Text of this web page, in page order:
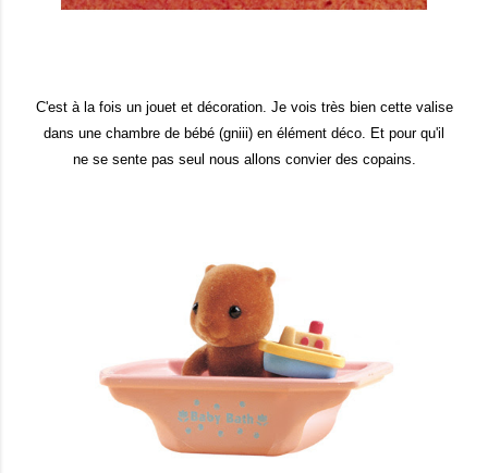
C'est à la fois un jouet et décoration. Je vois très bien cette valise
dans une chambre de bébé (gniii) en élément déco. Et pour qu'il
ne se sente pas seul nous allons convier des copains.